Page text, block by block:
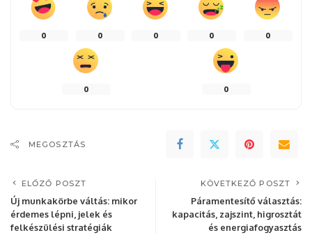
0 0 0 0 0
0 0
MEGOSZTÁS
ELŐZŐ POSZT
Új munkakörbe váltás: mikor
érdemes lépni, jelek és
felkészülési stratégiák
KÖVETKEZŐ POSZT
Páramentesítő választás:
kapacitás, zajszint, higrosztát
és energiafogyasztás